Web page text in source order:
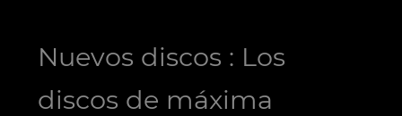
Nuevos discos : Los
discos de máxima